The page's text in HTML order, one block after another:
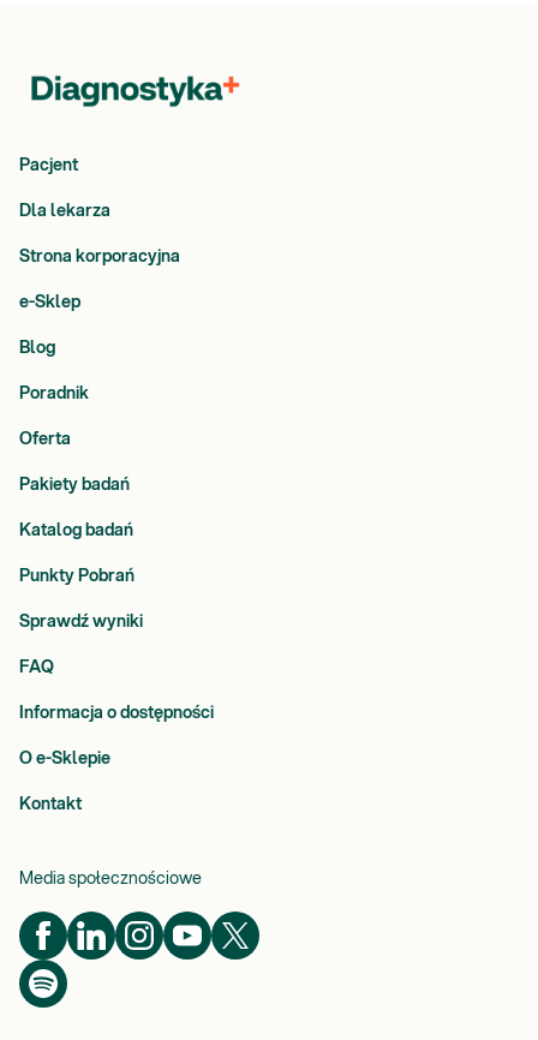
Pacjent
Dla lekarza
Strona korporacyjna
e-Sklep
Blog
Poradnik
Oferta
Pakiety badań
Katalog badań
Punkty Pobrań
Sprawdź wyniki
FAQ
Informacja o dostępności
O e-Sklepie
Kontakt
Media społecznościowe